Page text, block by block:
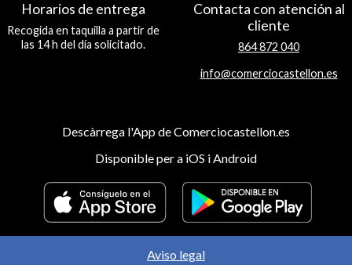
Horarios de entrega
Recogida en taquilla a partir de
las 14 h del día solicitado.
Contacta con atención al
cliente
864 872 040
info@comerciocastellon.es
Descàrrega l'App de Comerciocastellon.es
Disponible per a iOS i Android
Aviso legal